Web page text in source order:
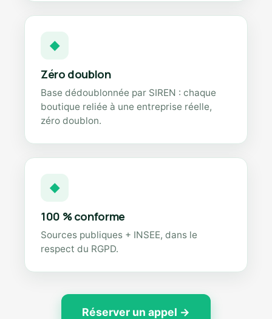
◆
Zéro doublon
Base dédoublonnée par SIREN : chaque
boutique reliée à une entreprise réelle,
zéro doublon.
◆
100 % conforme
Sources publiques + INSEE, dans le
respect du RGPD.
Réserver un appel →